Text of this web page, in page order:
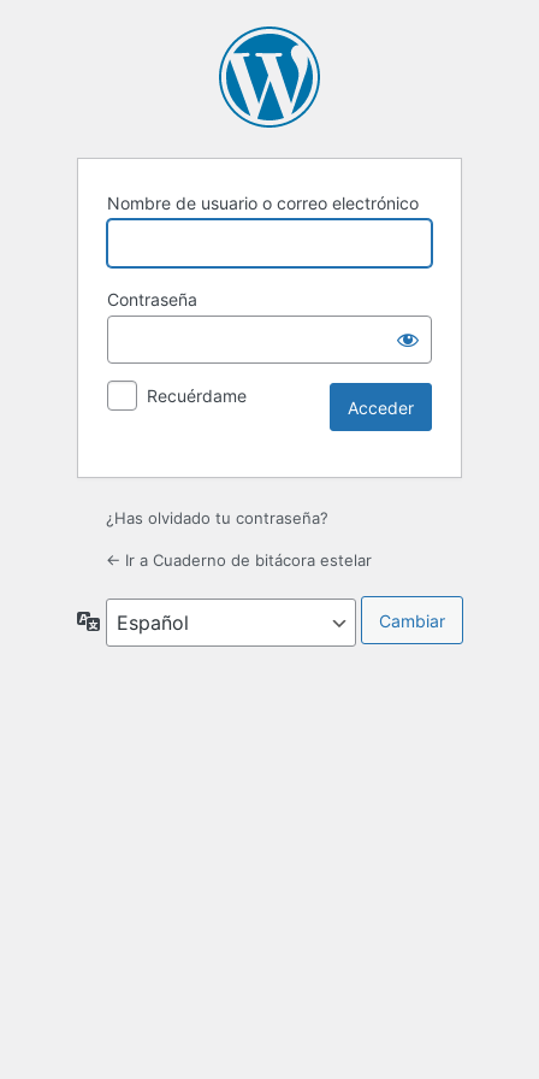
Nombre de usuario o correo electrónico
Contraseña
Recuérdame
¿Has olvidado tu contraseña?
← Ir a Cuaderno de bitácora estelar
Idioma